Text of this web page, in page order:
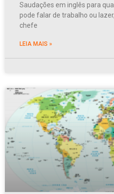
Saudações em inglês para
pode falar de trabalho ou
chefe
LEIA MAIS »